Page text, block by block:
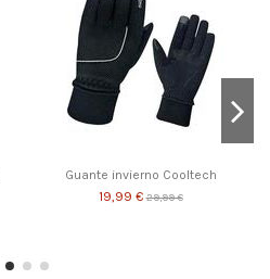
Guante invierno Cooltech
19,99 €29,99 €